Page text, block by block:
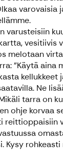
varovaisia
varusteisiin
vesitiivis
melotaan
"Käytä aina
kellukkeet
Ne
tarra on
ohje korvaa
reittioppaisiin
Kysy rohkeasti